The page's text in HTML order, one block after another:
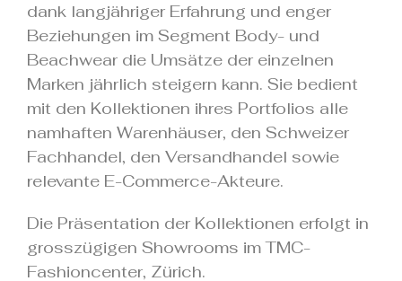
dank langjähriger Erfahrung und enger
Beziehungen im Segment Body- und
Beachwear die Umsätze der einzelnen
Marken jährlich steigern kann. Sie bedient
mit den Kollektionen ihres Portfolios alle
namhaften Warenhäuser, den Schweizer
Fachhandel, den Versandhandel sowie
relevante E-Commerce-Akteure.
Die Präsentation der Kollektionen erfolgt in
grosszügigen Showrooms im TMC-
Fashioncenter, Zürich.